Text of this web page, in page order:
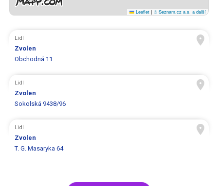
Leaflet | © Seznam.cz a.s. a další
Lidl
Zvolen
Obchodná 11
Lidl
Zvolen
Sokolská 9438/96
Lidl
Zvolen
T. G. Masaryka 64